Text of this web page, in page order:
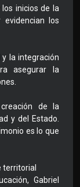
inicios de la
evidencian los
y la integración
asegurar la
de la
y del Estado.
es lo que
territorial
Gabriel